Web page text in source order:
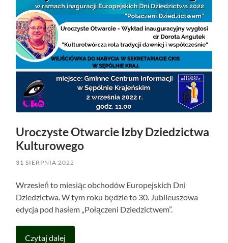
Uroczyste Otwarcie Izby Dziedzictwa
Kulturowego
31 SIERPNIA 2022
Wrzesień to miesiąc obchodów Europejskich Dni
Dziedzictwa. W tym roku będzie to 30. Jubileuszowa
edycja pod hasłem „Połączeni Dziedzictwem”.
Czytaj dalej